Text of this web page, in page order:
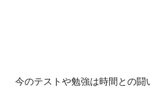
今のテストや勉強は時間との闘